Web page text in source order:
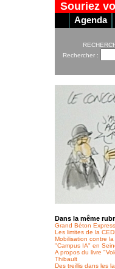
Souriez
Agenda
Rechercher :
Dans la même
Grand Béton Express
Les limites de la
Mobilisation contre
"Campus IA" en
A propos du livre
Thibault
Des treillis dans les